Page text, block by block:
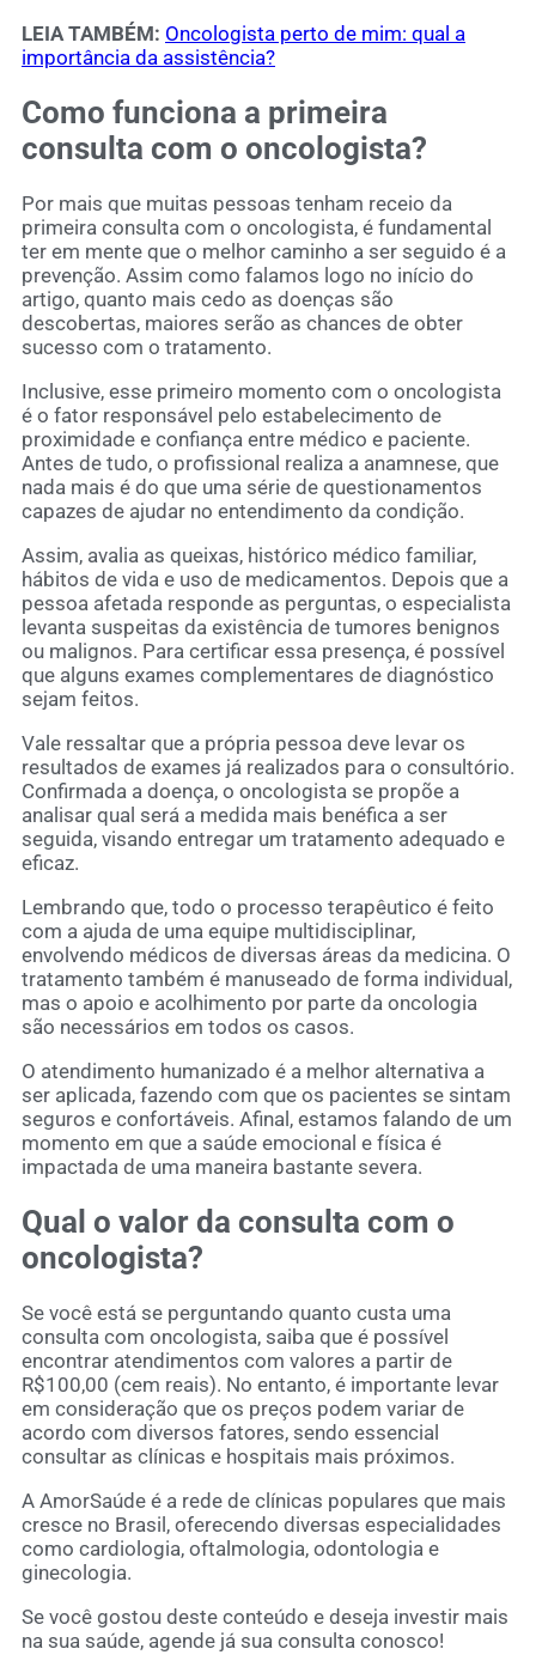
LEIA TAMBÉM: Oncologista perto de mim: qual a
importância da assistência?
Como funciona a primeira
consulta com o oncologista?
Por mais que muitas pessoas tenham receio da
primeira consulta com o oncologista, é fundamental
ter em mente que o melhor caminho a ser seguido é a
prevenção. Assim como falamos logo no início do
artigo, quanto mais cedo as doenças são
descobertas, maiores serão as chances de obter
sucesso com o tratamento.
Inclusive, esse primeiro momento com o oncologista
é o fator responsável pelo estabelecimento de
proximidade e confiança entre médico e paciente.
Antes de tudo, o profissional realiza a anamnese, que
nada mais é do que uma série de questionamentos
capazes de ajudar no entendimento da condição.
Assim, avalia as queixas, histórico médico familiar,
hábitos de vida e uso de medicamentos. Depois que a
pessoa afetada responde as perguntas, o especialista
levanta suspeitas da existência de tumores benignos
ou malignos. Para certificar essa presença, é possível
que alguns exames complementares de diagnóstico
sejam feitos.
Vale ressaltar que a própria pessoa deve levar os
resultados de exames já realizados para o consultório.
Confirmada a doença, o oncologista se propõe a
analisar qual será a medida mais benéfica a ser
seguida, visando entregar um tratamento adequado e
eficaz.
Lembrando que, todo o processo terapêutico é feito
com a ajuda de uma equipe multidisciplinar,
envolvendo médicos de diversas áreas da medicina. O
tratamento também é manuseado de forma individual,
mas o apoio e acolhimento por parte da oncologia
são necessários em todos os casos.
O atendimento humanizado é a melhor alternativa a
ser aplicada, fazendo com que os pacientes se sintam
seguros e confortáveis. Afinal, estamos falando de um
momento em que a saúde emocional e física é
impactada de uma maneira bastante severa.
Qual o valor da consulta com o
oncologista?
Se você está se perguntando quanto custa uma
consulta com oncologista, saiba que é possível
encontrar atendimentos com valores a partir de
R$100,00 (cem reais). No entanto, é importante levar
em consideração que os preços podem variar de
acordo com diversos fatores, sendo essencial
consultar as clínicas e hospitais mais próximos.
A AmorSaúde é a rede de clínicas populares que mais
cresce no Brasil, oferecendo diversas especialidades
como cardiologia, oftalmologia, odontologia e
ginecologia.
Se você gostou deste conteúdo e deseja investir mais
na sua saúde, agende já sua consulta conosco!